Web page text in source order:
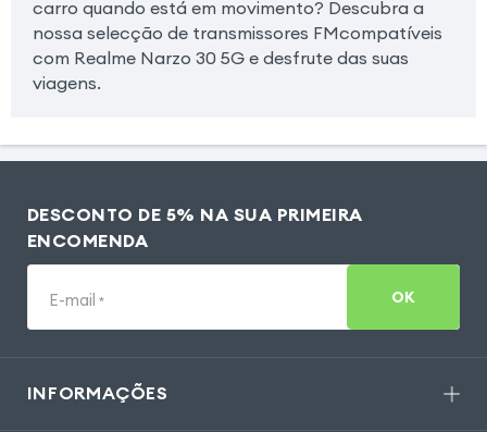
carro quando está em movimento? Descubra a
nossa selecção de transmissores FMcompatíveis
com Realme Narzo 30 5G e desfrute das suas
viagens.
DESCONTO DE 5% NA SUA PRIMEIRA
ENCOMENDA
E-mail * OK
INFORMAÇÕES